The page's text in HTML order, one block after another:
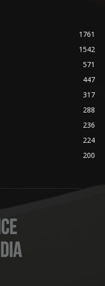
1761
1542
571
447
317
288
236
224
200